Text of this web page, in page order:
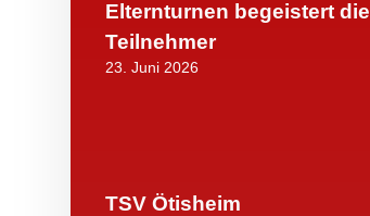
Elternturnen begeistert die
Teilnehmer
23. Juni 2026
TSV Ötisheim